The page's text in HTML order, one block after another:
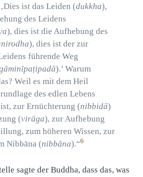
ist das Leiden (dukkha),
des Leidens
), dies ist die Aufhebung des
), dies ist der zur
führende Weg
).’ Warum
Weil es mit dem Heil
des edlen Lebens
zur Ernüchterung (nibbidā)
(virāga), zur Aufhebung
zum höheren Wissen, zur
Nibbāna (nibbāna).“6
sagte der Buddha, dass das, was